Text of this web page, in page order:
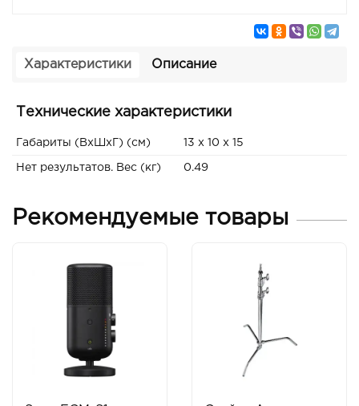
Характеристики Описание
Технические характеристики
Габариты (ВxШxГ) (см) 13 x 10 x 15
Нет результатов. Вес (кг) 0.49
Рекомендуемые товары